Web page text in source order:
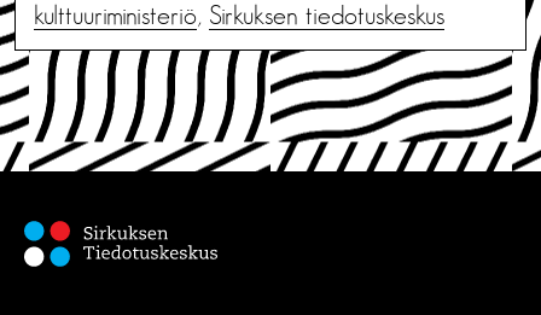
kulttuuriministeriö, Sirkuksen tiedotuskeskus